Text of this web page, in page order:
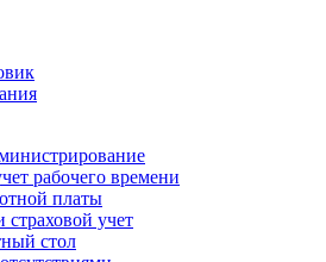
рабочего времени
платы
учет
стол